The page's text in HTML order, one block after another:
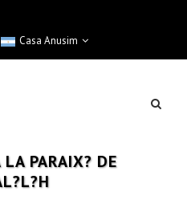
Casa Anusim
LA PARAIX? DE